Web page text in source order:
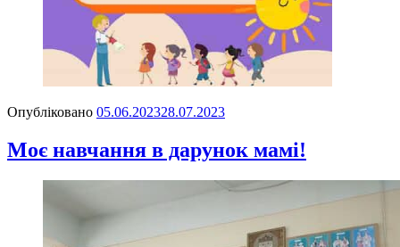
Опубліковано 05.06.202328.07.2023
Моє навчання в дарунок мамі!